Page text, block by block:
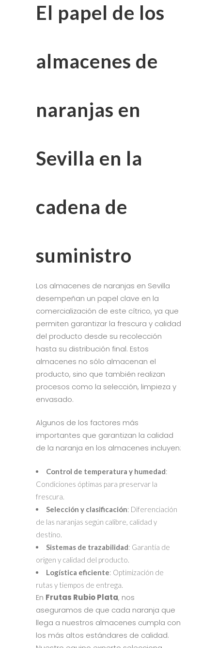
El papel de los
almacenes de
naranjas en
Sevilla en la
cadena de
suministro
Los almacenes de naranjas en Sevilla
desempeñan un papel clave en la
comercialización de este cítrico, ya que
permiten garantizar la frescura y calidad
del producto desde su recolección
hasta su distribución final. Estos
almacenes no sólo almacenan el
producto, sino que también realizan
procesos como la selección, limpieza y
envasado.
Algunos de los factores más
importantes que garantizan la calidad
de la naranja en los almacenes incluyen:
Control de temperatura y humedad:
Condiciones óptimas para preservar la
frescura.
Selección y clasificación: Diferenciación
de las naranjas según calibre, calidad y
destino.
Sistemas de trazabilidad: Garantía de
origen y calidad del producto.
Logística eficiente: Optimización de
rutas y tiempos de entrega.
En Frutas Rubio Plata, nos
aseguramos de que cada naranja que
llega a nuestros almacenes cumpla con
los más altos estándares de calidad.